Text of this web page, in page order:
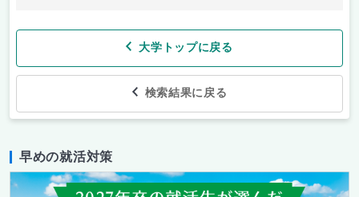
大学トップに戻る
検索結果に戻る
早めの就活対策